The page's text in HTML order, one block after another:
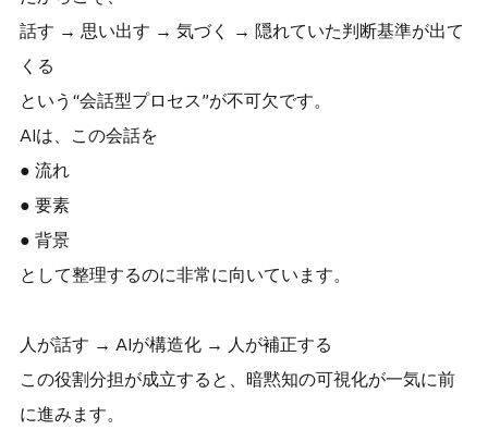
話す → 思い出す → 気づく → 隠れていた判断基準が出て
くる
という“会話型プロセス”が不可欠です。
AIは、この会話を
● 流れ
● 要素
● 背景
として整理するのに非常に向いています。
人が話す → AIが構造化 → 人が補正する
この役割分担が成立すると、暗黙知の可視化が一気に前
に進みます。